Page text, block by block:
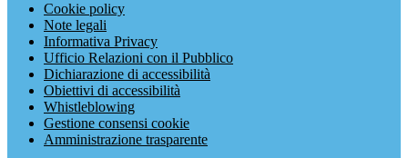
Cookie policy
Note legali
Informativa Privacy
Ufficio Relazioni con il Pubblico
Dichiarazione di accessibilità
Obiettivi di accessibilità
Whistleblowing
Gestione consensi cookie
Amministrazione trasparente